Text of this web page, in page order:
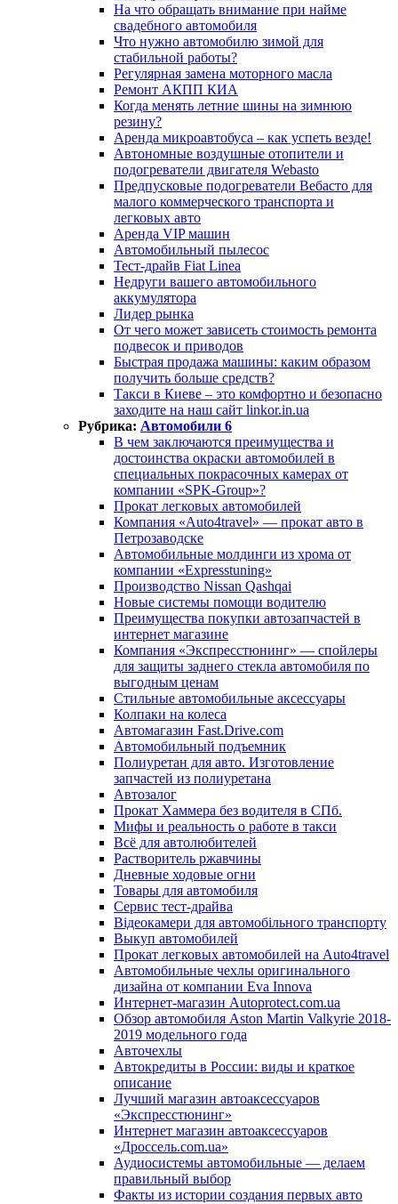
На что обращать внимание при найме
свадебного автомобиля
Что нужно автомобилю зимой для
стабильной работы?
Регулярная замена моторного масла
Ремонт АКПП КИА
Когда менять летние шины на зимнюю
резину?
Аренда микроавтобуса – как успеть везде!
Автономные воздушные отопители и
подогреватели двигателя Webasto
Предпусковые подогреватели Вебасто для
малого коммерческого транспорта и
легковых авто
Аренда VIP машин
Автомобильный пылесос
Тест-драйв Fiat Linea
Недруги вашего автомобильного
аккумулятора
Лидер рынка
От чего может зависеть стоимость ремонта
подвесок и приводов
Быстрая продажа машины: каким образом
получить больше средств?
Такси в Киеве – это комфортно и безопасно
заходите на наш сайт linkor.in.ua
Рубрика: Автомобили 6
В чем заключаются преимущества и
достоинства окраски автомобилей в
специальных покрасочных камерах от
компании «SPK-Group»?
Прокат легковых автомобилей
Компания «Auto4travel» — прокат авто в
Петрозаводске
Автомобильные молдинги из хрома от
компании «Expresstuning»
Производство Nissan Qashqai
Новые системы помощи водителю
Преимущества покупки автозапчастей в
интернет магазине
Компания «Экспресстюнинг» — спойлеры
для защиты заднего стекла автомобиля по
выгодным ценам
Стильные автомобильные аксессуары
Колпаки на колеса
Автомагазин Fast.Drive.com
Автомобильный подъемник
Полиуретан для авто. Изготовление
запчастей из полиуретана
Автозалог
Прокат Хаммера без водителя в СПб.
Мифы и реальность о работе в такси
Всё для автолюбителей
Растворитель ржавчины
Дневные ходовые огни
Товары для автомобиля
Сервис тест-драйва
Відеокамери для автомобільного транспорту
Выкуп автомобилей
Прокат легковых автомобилей на Auto4travel
Автомобильные чехлы оригинального
дизайна от компании Eva Innova
Интернет-магазин Autoprotect.com.ua
Обзор автомобиля Aston Martin Valkyrie 2018-
2019 модельного года
Авточехлы
Автокредиты в России: виды и краткое
описание
Лучший магазин автоаксессуаров
«Экспресстюнинг»
Интернет магазин автоаксессуаров
«Дроссель.com.ua»
Аудиосистемы автомобильные — делаем
правильный выбор
Факты из истории создания первых авто